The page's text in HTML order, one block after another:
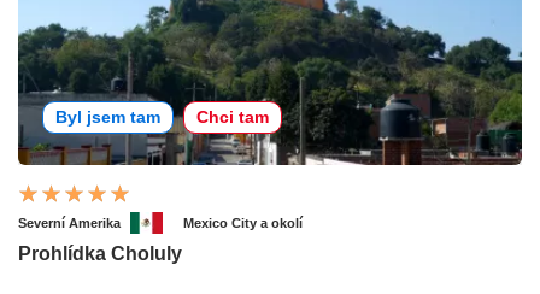
Byl jsem tam Chci tam
Severní Amerika Mexico City a okolí
Prohlídka Choluly